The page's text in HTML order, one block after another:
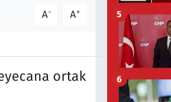
A- A+
ortak
5
6